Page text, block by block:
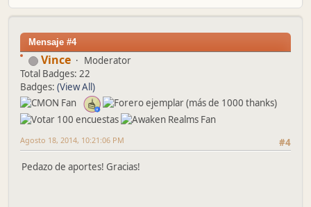
Mensaje #4
Vince
Moderator
Total Badges: 22
Badges: (View All)
#4
Agosto 18, 2014, 10:21:06 PM
Pedazo de aportes! Gracias!